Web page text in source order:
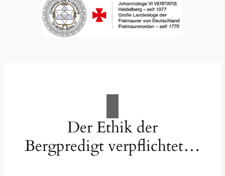
Der Ethik der
Bergpredigt verpflichtet…